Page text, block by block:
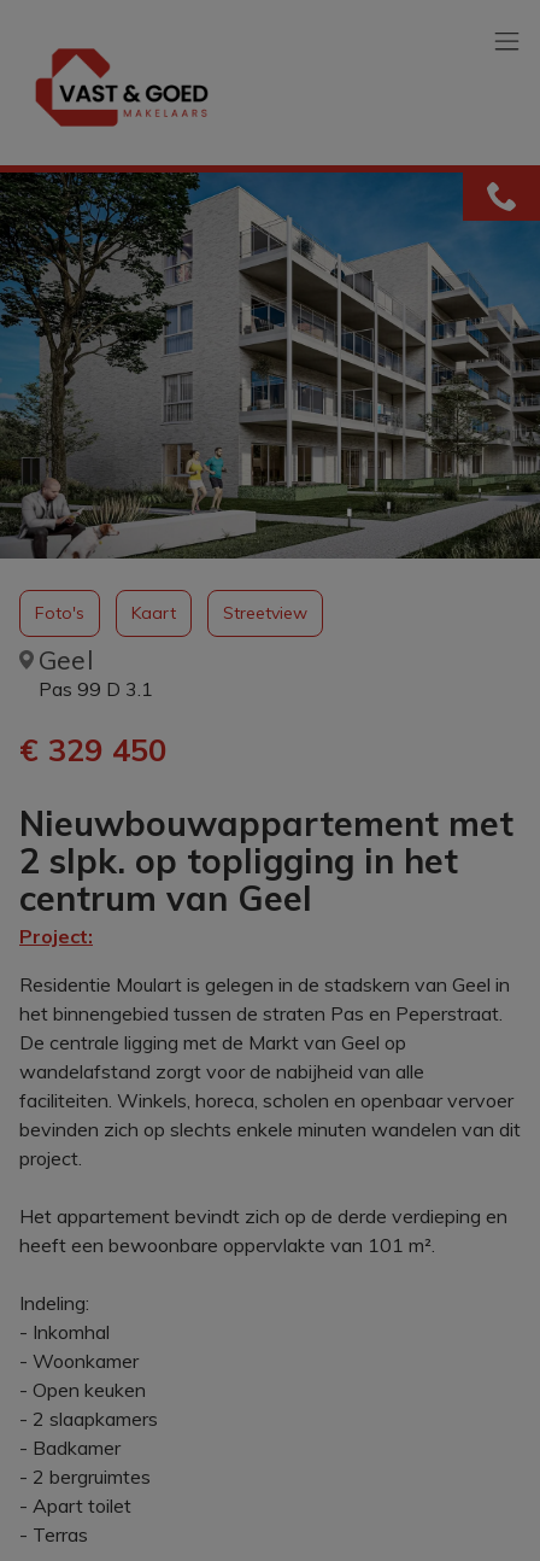
Nieuwbouwappartement met
2 slpk. op topligging in het
centrum van Geel
Project:
Geel
Pas 99 D 3.1
€ 329 450
Foto's Kaart Streetview
Residentie Moulart is gelegen in de stadskern van Geel in
het binnengebied tussen de straten Pas en Peperstraat.
De centrale ligging met de Markt van Geel op
wandelafstand zorgt voor de nabijheid van alle
faciliteiten. Winkels, horeca, scholen en openbaar vervoer
bevinden zich op slechts enkele minuten wandelen van dit
project.
Het appartement bevindt zich op de derde verdieping en
heeft een bewoonbare oppervlakte van 101 m².
Indeling:
- Inkomhal
- Woonkamer
- Open keuken
- 2 slaapkamers
- Badkamer
- 2 bergruimtes
- Apart toilet
- Terras